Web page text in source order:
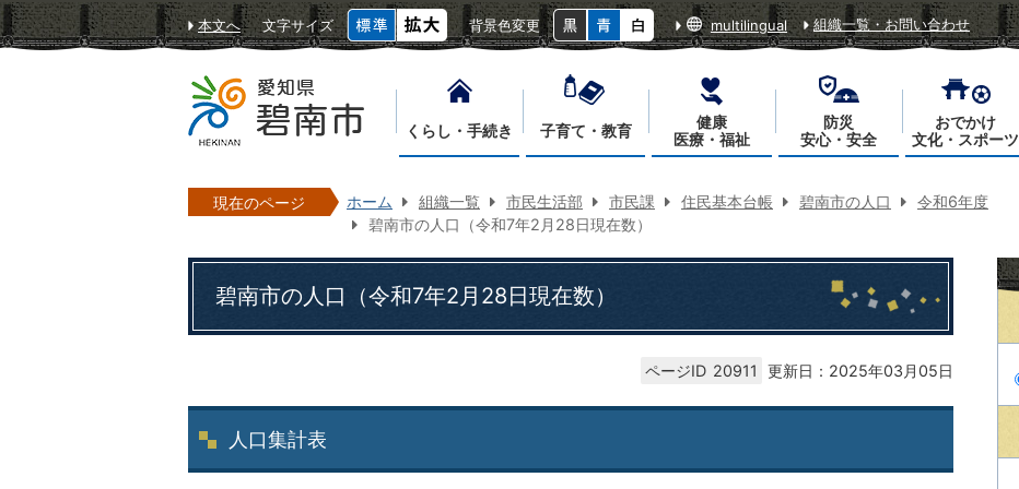
本文へ 文字サイズ 背景色変更 multilingual 組織一覧・お問い合わせ
くらし・手続き 子育て・教育
健康
医療・福祉
防災
安心・安全
おでかけ
文化・スポーツ
現在のページ ホーム 組織一覧 市民生活部 市民課 住民基本台帳 碧南市の人口
令和6年度
碧南市の人口（令和7年2月28日現在数）
碧南市の人口（令和7年2月28日現在数）
ページID 20911 更新日：2025年03月05日
人口集計表